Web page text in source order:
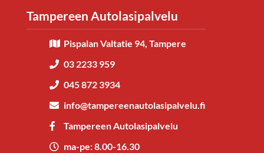
Tampereen Autolasipalvelu
Pispalan Valtatie 94, Tampere
03 2233 959
045 872 3934
info@tampereenautolasipalvelu.fi
Tampereen Autolasipalvelu
ma-pe: 8.00-16.30